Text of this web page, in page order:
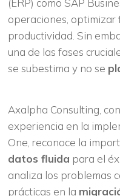
(ERP) como SAP
operaciones, optimizar
productividad. Sin
una de las fases
se subestima y no se
Axalpha Consulting,
experiencia en la
One, reconoce la
datos fluida para el
analiza los problemas
prácticas en la